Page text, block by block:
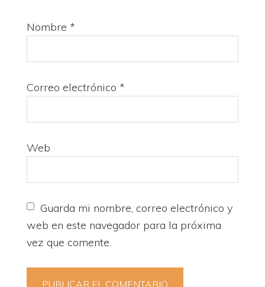
Nombre *
Correo electrónico *
Web
Guarda mi nombre, correo electrónico y
web en este navegador para la próxima
vez que comente.